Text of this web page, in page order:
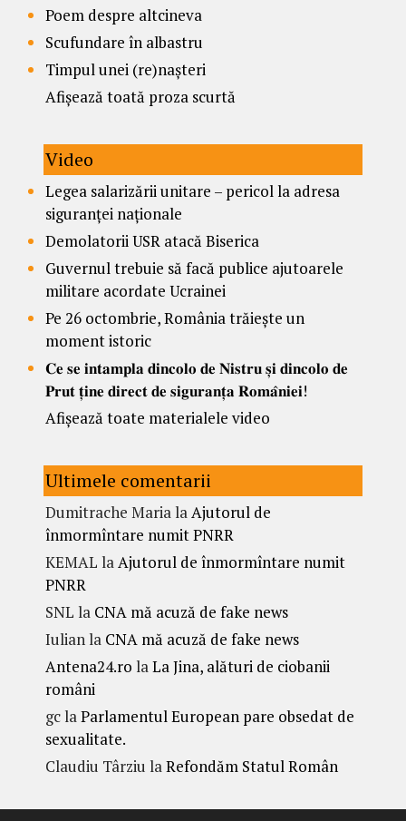
Poem despre altcineva
Scufundare în albastru
Timpul unei (re)nașteri
Afișează toată proza scurtă
Video
Legea salarizării unitare – pericol la adresa
siguranței naționale
Demolatorii USR atacă Biserica
Guvernul trebuie să facă publice ajutoarele
militare acordate Ucrainei
Pe 26 octombrie, România trăiește un
moment istoric
𝐂𝐞 𝐬𝐞 𝐢𝐧𝐭𝐚𝐦𝐩𝐥𝐚 𝐝𝐢𝐧𝐜𝐨𝐥𝐨 𝐝𝐞 𝐍𝐢𝐬𝐭𝐫𝐮 𝐬̦𝐢 𝐝𝐢𝐧𝐜𝐨𝐥𝐨 𝐝𝐞
𝐏𝐫𝐮𝐭 𝐭̦𝐢𝐧𝐞 𝐝𝐢𝐫𝐞𝐜𝐭 𝐝𝐞 𝐬𝐢𝐠𝐮𝐫𝐚𝐧𝐭̦𝐚 𝐑𝐨𝐦𝐚̂𝐧𝐢𝐞𝐢!
Afișează toate materialele video
Ultimele comentarii
Dumitrache MarialaAjutorul de
înmormîntare numit PNRR
KEMAL laAjutorul de înmormîntare numit
PNRR
SNL la CNA mă acuză de fake news
Iulianla CNA mă acuză de fake news
Antena24.ro laLa Jina, alături de ciobanii
români
gclaParlamentul European pare obsedat de
sexualitate.
Claudiu Târziu laRefondăm Statul Român